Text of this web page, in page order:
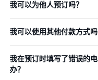
我可以为他人预订吗？
我可以使用其他付款方式吗
我在预订时填写了错误的
办？